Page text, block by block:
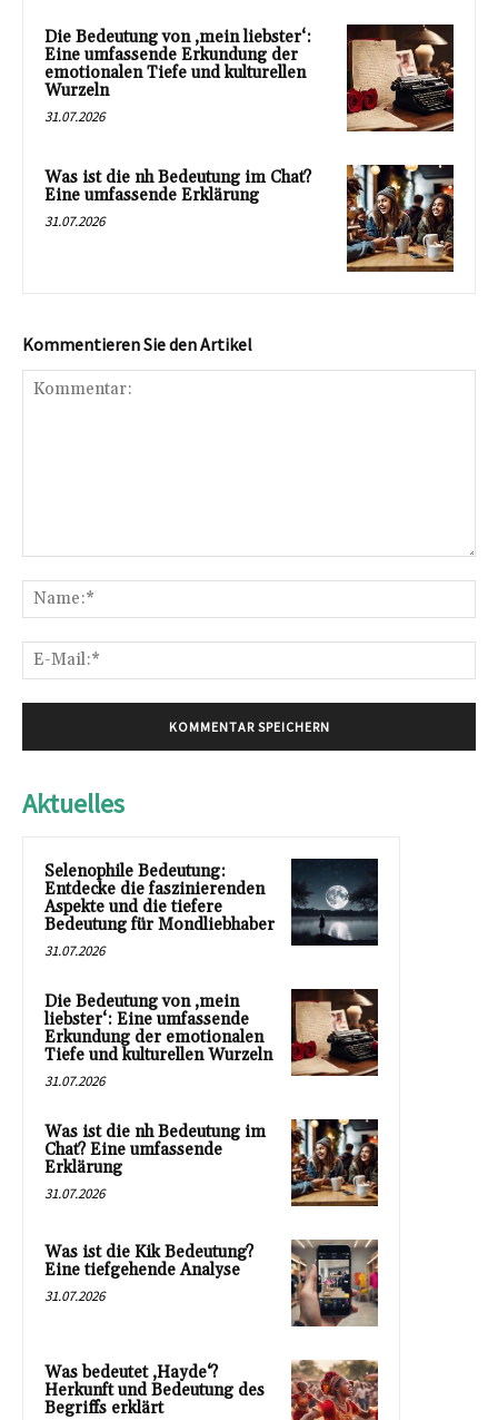
Die Bedeutung von ‚mein liebster‘:
Eine umfassende Erkundung der
emotionalen Tiefe und kulturellen
Wurzeln
31.07.2026
Was ist die nh Bedeutung im Chat?
Eine umfassende Erklärung
31.07.2026
Kommentieren Sie den Artikel
Aktuelles
Selenophile Bedeutung:
Entdecke die faszinierenden
Aspekte und die tiefere
Bedeutung für Mondliebhaber
31.07.2026
Die Bedeutung von ‚mein
liebster‘: Eine umfassende
Erkundung der emotionalen
Tiefe und kulturellen Wurzeln
31.07.2026
Was ist die nh Bedeutung im
Chat? Eine umfassende
Erklärung
31.07.2026
Was ist die Kik Bedeutung?
Eine tiefgehende Analyse
31.07.2026
Was bedeutet ‚Hayde‘?
Herkunft und Bedeutung des
Begriffs erklärt